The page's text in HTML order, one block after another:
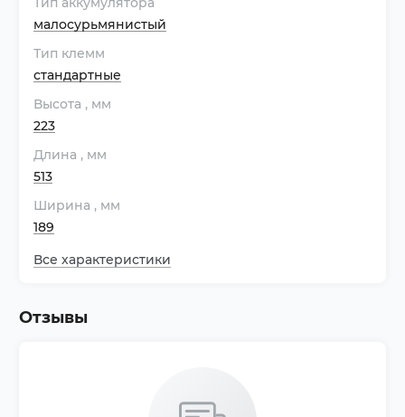
малосурьмянистый
Тип клемм
стандартные
Высота , мм
223
Длина , мм
513
Ширина , мм
189
Все характеристики
Отзывы